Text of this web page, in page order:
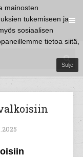
mainosten
tukemiseen ja
sosiaalisen
tietoa siitä,
Sulje